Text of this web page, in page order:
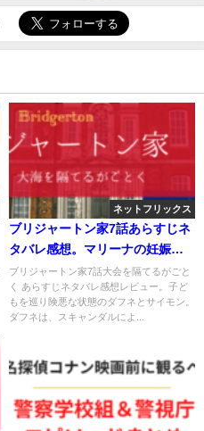
ネットフリックス
ブリジャートン家7話あらすじネ
タバレ感想。マリーナの妊娠と
コリンの選択。
ブリジャートン家7話大会を隔てるがごと
く あらすじネタバレ感想レビュー。子ど
もを巡り険悪な状態のダフネとサイモン。
ダフネは、スキャンダルによ...